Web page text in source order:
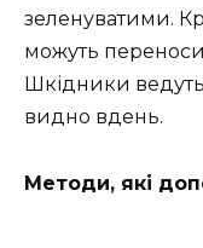
зеленуватими.
можуть
Шкідники ведуть
видно вдень.
Методи, які